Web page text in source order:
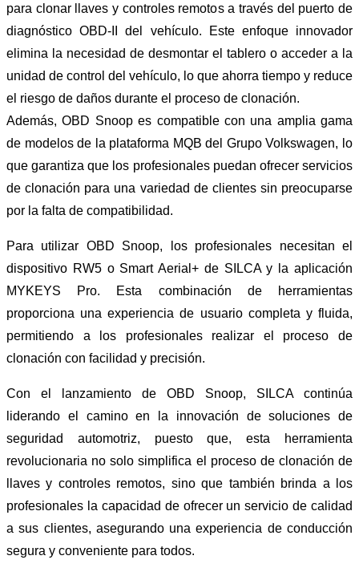
para clonar llaves y controles remotos a través del puerto de
diagnóstico OBD-II del vehículo. Este enfoque innovador
elimina la necesidad de desmontar el tablero o acceder a la
unidad de control del vehículo, lo que ahorra tiempo y reduce
el riesgo de daños durante el proceso de clonación.
Además, OBD Snoop es compatible con una amplia gama
de modelos de la plataforma MQB del Grupo Volkswagen, lo
que garantiza que los profesionales puedan ofrecer servicios
de clonación para una variedad de clientes sin preocuparse
por la falta de compatibilidad.
Para utilizar OBD Snoop, los profesionales necesitan el
dispositivo RW5 o Smart Aerial+ de SILCA y la aplicación
MYKEYS Pro. Esta combinación de herramientas
proporciona una experiencia de usuario completa y fluida,
permitiendo a los profesionales realizar el proceso de
clonación con facilidad y precisión.
Con el lanzamiento de OBD Snoop, SILCA continúa
liderando el camino en la innovación de soluciones de
seguridad automotriz, puesto que, esta herramienta
revolucionaria no solo simplifica el proceso de clonación de
llaves y controles remotos, sino que también brinda a los
profesionales la capacidad de ofrecer un servicio de calidad
a sus clientes, asegurando una experiencia de conducción
segura y conveniente para todos.